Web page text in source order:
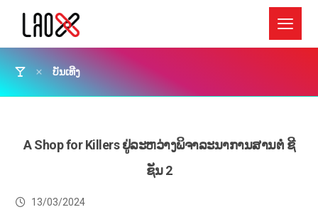
ບັນເທີງ
A Shop for Killers ຢູ່ລະຫວ່າງພິຈາລະນາການສານຕໍ່ ຊີ
ຊັນ 2
13/03/2024